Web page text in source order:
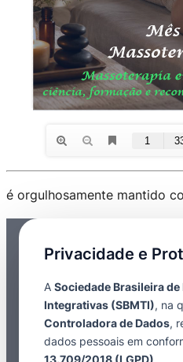
é orgulhosamente mantido
Privacidade e
A Sociedade Brasileira
Integrativas (SBMTI), na
Controladora de Dados,
dados pessoais em